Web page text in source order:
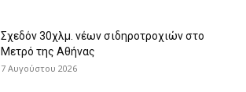
Σχεδόν 30χλμ. νέων σιδηροτροχιών στο
Μετρό της Αθήνας
7 Αυγούστου 2026